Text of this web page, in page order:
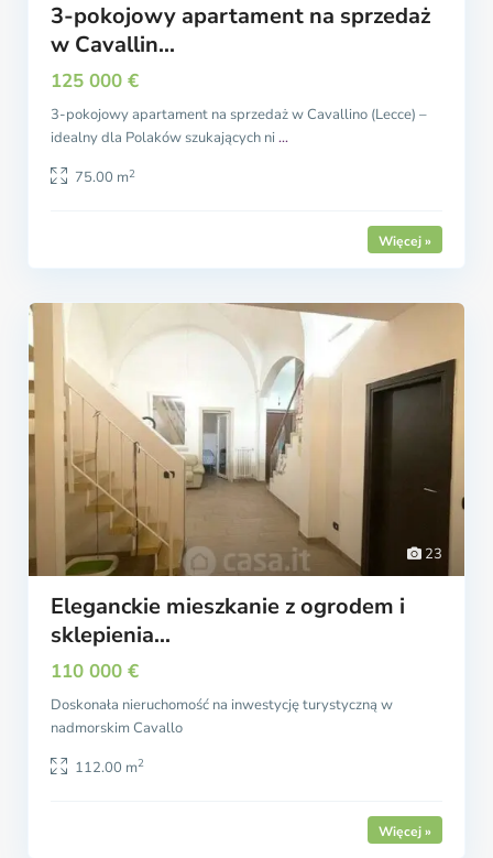
3-pokojowy apartament na sprzedaż
w Cavallin...
125 000 €
3-pokojowy apartament na sprzedaż w Cavallino (Lecce) –
idealny dla Polaków szukających ni...
75.00 m2
23
Eleganckie mieszkanie z ogrodem i
sklepienia...
110 000 €
Doskonała nieruchomość na inwestycję turystyczną w
nadmorskim Cavallo
112.00 m2